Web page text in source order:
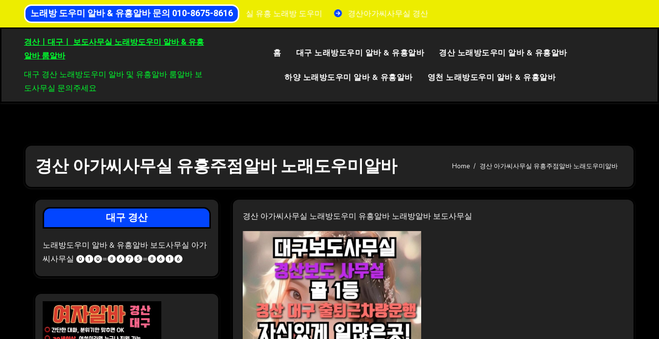
노래방 도우미 알바 & 유흥알바 문의 010-8675-8616
경산 아가씨 보도사무실 유흥알바 경산 알바 아가씨 사무실 유흥 노래방 도우미 경산아가씨사무실 경산보도사무실 유흥알바
경산ㅣ대구ㅣ 보도사무실 노래방도우미 알바 & 유흥
알바 룸알바
대구 경산 노래방도우미 알바 및 유흥알바 룸알바 보
도사무실 문의주세요
홈 대구 노래방도우미 알바 & 유흥알바 경산 노래방도우미 알바 & 유흥알바
하양 노래방도우미 알바 & 유흥알바 영천 노래방도우미 알바 & 유흥알바
경산 아가씨사무실 유흥주점알바 노래도우미알바 Home 경산 아가씨사무실 유흥주점알바 노래도우미알바
대구 경산
노래방도우미 알바 & 유흥알바 보도사무실 아가
씨사무실 ⓿❶⓿=❽❻❼❺=❽❻❶❻
경산 아가씨사무실 노래방도우미 유흥알바 노래방알바 보도사무실